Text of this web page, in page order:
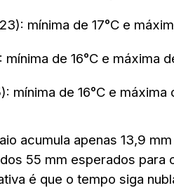
mínima de 17°C e
de 16°C e máxima
mínima de 16°C e máxima
acumula apenas 13,9
55 mm esperados para
é que o tempo siga